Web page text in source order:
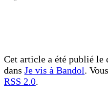
Cet article a été publié le
dans Je vis à Bandol.
RSS 2.0.